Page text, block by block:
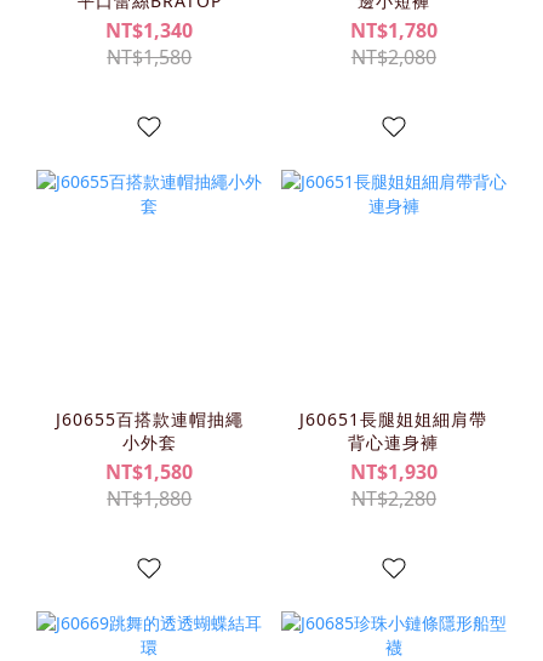
NT$1,340
NT$1,580
NT$1,780
NT$2,080
J60655百搭款連帽抽繩
小外套
NT$1,580
NT$1,880
J60651長腿姐姐細肩帶
背心連身褲
NT$1,930
NT$2,280